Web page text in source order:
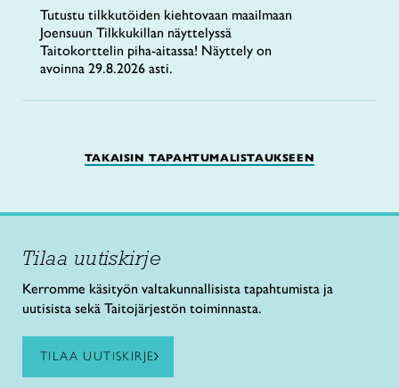
Tutustu tilkkutöiden kiehtovaan maailmaan
Joensuun Tilkkukillan näyttelyssä
Taitokorttelin piha-aitassa! Näyttely on
avoinna 29.8.2026 asti.
TAKAISIN TAPAHTUMALISTAUKSEEN
Tilaa uutiskirje
Kerromme käsityön valtakunnallisista tapahtumista ja
uutisista sekä Taitojärjestön toiminnasta.
TILAA UUTISKIRJE